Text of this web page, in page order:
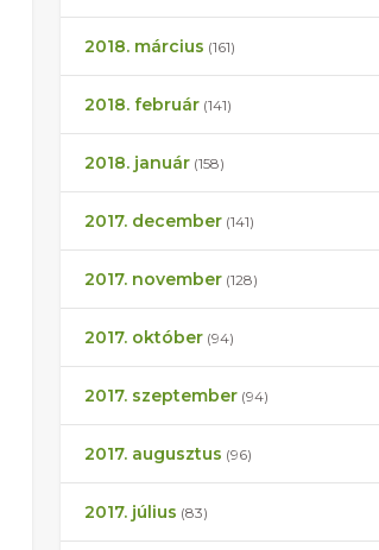
2018. március (161)
2018. február (141)
2018. január (158)
2017. december (141)
2017. november (128)
2017. október (94)
2017. szeptember (94)
2017. augusztus (96)
2017. július (83)